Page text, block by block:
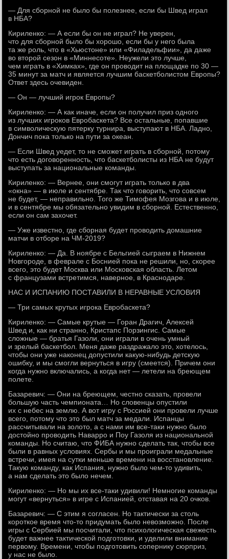
— Для сборной не было бы полезнее, если бы Швед играл
в НБА?
Кириленко: — А если бы он не играл? Не уверен,
что для сборной было бы хорошо, если бы у него была
та же роль, что в «Хьюстоне» или «Филадельфии», да даже
во второй сезон в «Миннесоте». Неужели это лучше,
чем играть в «Химках», где он проводит на площадке по 30 —
35 минут за матч и является лучшим баскетболистом Европы?
Ответ здесь очевиден.
— Он — лучший игрок Европы?
Кириленко: — А как иначе, если он получил приз одного
из лучших игроков Евробаскета? Все остальные, попавшие
в символическую пятерку турнира, выступают в НБА. Ладно,
Дончич пока только на пути за океан.
— Если Швед уедет, то не сможет играть в сборной, потому
что есть договоренность, что баскетболисты из НБА не будут
выступать за национальные команды.
Кириленко: — Вернее, они смогут играть только в два
«окна» — в июле и сентябре. Так что говорить, что совсем
не будет, — неправильно. Того же Тимофея Мозгова и в июле,
и в сентябре мы обязательно увидим в сборной. Естественно,
если он сам захочет.
— Уже известно, где сборная будет проводить домашние
матчи в отборе на ЧМ-2019?
Кириленко: — Да. В ноябре с Бельгией сыграем в Нижнем
Новгороде, в феврале с Боснией пока не решили, но, скорее
всего, это будет Москва или Московская область. Летом
с французами встретимся, наверное, в Краснодаре.
НАС И ИСПАНИЮ ПОСТАВИЛИ В НЕРАВНЫЕ УСЛОВИЯ
— Три самых крутых игрока Евробаскета?
Кириленко: — Самые крутые — Горан Драгич, Алексей
Швед и, как ни странно, Кристапс Порзингис. Самые
сложные — братья Газоли, они играли в очень умный
и зрелый баскетбол. Меня даже раздражало это, хотелось,
чтобы они уже наконец допустили какую-нибудь детскую
ошибку, и мы смогли вернуться в игру (смеется). Причем они
когда нужно включались, а когда нет — летели на бреющем
полете.
Базаревич: — Они на бреющем, честно сказать, провели
большую часть чемпионата… Но словенцы опустили
их с небес на землю. А вот игру с Россией они провели лучше
всего, потому что это был матч за медали. Испанцы
рассчитывали на золото, а с нами им все-таки нужно было
достойно проводить Наварро и Поу Газоля из национальной
команды. Но считаю, что ФИБА нужно сделать так, чтобы все
были в равных условиях. Сербы и мы проиграли медальные
встречи, имея на сутки меньше времени на восстановление.
Такую команду, как Испания, нужно было чем-то удивить,
а нам сделать это было нечем.
Кириленко: — Но мы их все-таки удивили! Немногие команды
могут «вернуться» в игре с Испанией, отставая на 20 очков.
Базаревич: — С этим я согласен. Но тактически за столь
короткое время что-то придумать было невозможно. После
игры с Сербией мы посчитали, что психологическая свежесть
будет важнее тактической подготовки, и уделили внимание
первому. Времени, чтобы подготовить сопернику сюрприз,
у нас не было.